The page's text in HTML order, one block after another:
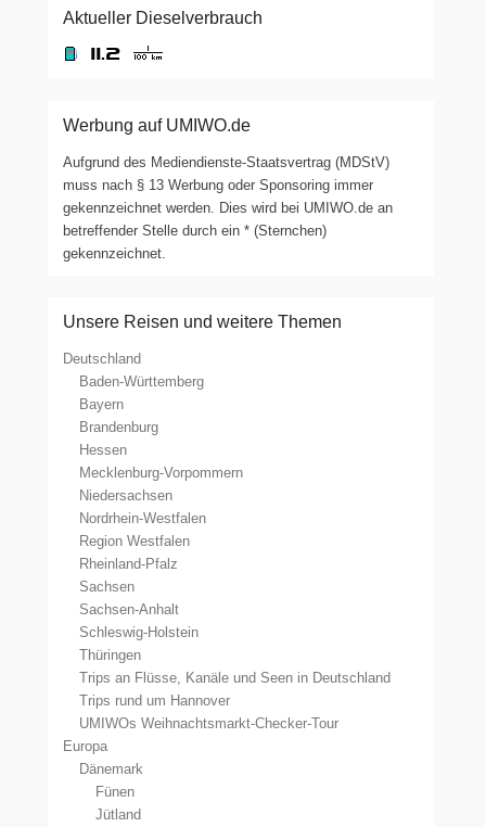
Aktueller Dieselverbrauch
Werbung auf UMIWO.de
Aufgrund des Mediendienste-Staatsvertrag (MDStV)
muss nach § 13 Werbung oder Sponsoring immer
gekennzeichnet werden. Dies wird bei UMIWO.de an
betreffender Stelle durch ein * (Sternchen)
gekennzeichnet.
Unsere Reisen und weitere Themen
Deutschland
Baden-Württemberg
Bayern
Brandenburg
Hessen
Mecklenburg-Vorpommern
Niedersachsen
Nordrhein-Westfalen
Region Westfalen
Rheinland-Pfalz
Sachsen
Sachsen-Anhalt
Schleswig-Holstein
Thüringen
Trips an Flüsse, Kanäle und Seen in Deutschland
Trips rund um Hannover
UMIWOs Weihnachtsmarkt-Checker-Tour
Europa
Dänemark
Fünen
Jütland